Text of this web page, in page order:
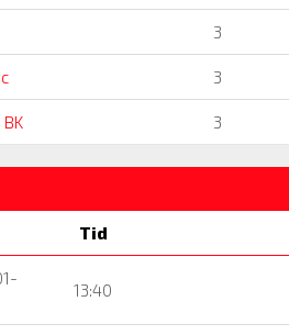
3
3
3
Tid
13:40